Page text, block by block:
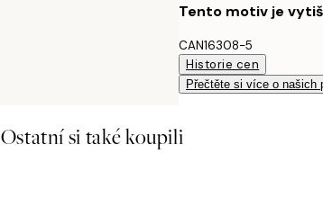
Tento motiv je
CAN16308-5
Historie cen
Přečtěte si více o našich
Ostatní si také koupili